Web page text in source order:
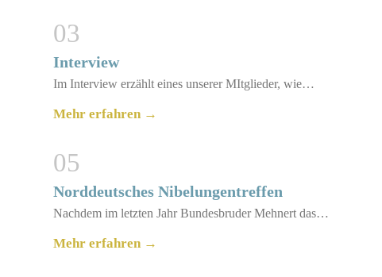
03
Interview
Im Interview erzählt eines unserer MItglieder, wie…
Mehr erfahren →
05
Norddeutsches Nibelungentreffen
Nachdem im letzten Jahr Bundesbruder Mehnert das…
Mehr erfahren →